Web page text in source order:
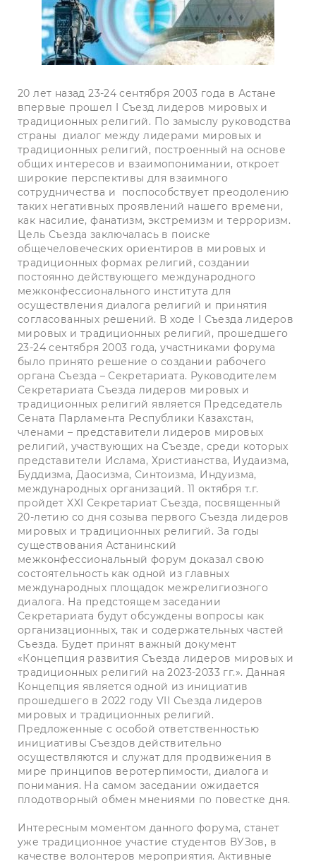
20 лет назад 23-24 сентября 2003 года в Астане
впервые прошел I Съезд лидеров мировых и
традиционных религий. По замыслу руководства
страны диалог между лидерами мировых и
традиционных религий, построенный на основе
общих интересов и взаимопонимании, откроет
широкие перспективы для взаимного
сотрудничества и поспособствует преодолению
таких негативных проявлений нашего времени,
как насилие, фанатизм, экстремизм и терроризм.
Цель Съезда заключалась в поиске
общечеловеческих ориентиров в мировых и
традиционных формах религий, создании
постоянно действующего международного
межконфессионального института для
осуществления диалога религий и принятия
согласованных решений. В ходе I Съезда лидеров
мировых и традиционных религий, прошедшего
23-24 сентября 2003 года, участниками форума
было принято решение о создании рабочего
органа Съезда – Секретариата. Руководителем
Секретариата Съезда лидеров мировых и
традиционных религий является Председатель
Сената Парламента Республики Казахстан,
членами – представители лидеров мировых
религий, участвующих на Съезде, среди которых
представители Ислама, Христианства, Иудаизма,
Буддизма, Даосизма, Синтоизма, Индуизма,
международных организаций. 11 октября т.г.
пройдет XXI Секретариат Съезда, посвященный
20-летию со дня созыва первого Съезда лидеров
мировых и традиционных религий. За годы
существования Астанинский
межконфессиональный форум доказал свою
состоятельность как одной из главных
международных площадок межрелигиозного
диалога. На предстоящем заседании
Секретариата будут обсуждены вопросы как
организационных, так и содержательных частей
Съезда. Будет принят важный документ
«Концепция развития Съезда лидеров мировых и
традиционных религий на 2023-2033 гг.». Данная
Концепция является одной из инициатив
прошедшего в 2022 году VII Съезда лидеров
мировых и традиционных религий.
Предложенные с особой ответственностью
инициативы Съездов действительно
осуществляются и служат для продвижения в
мире принципов веротерпимости, диалога и
понимания. На самом заседании ожидается
плодотворный обмен мнениями по повестке дня.
Интересным моментом данного форума, станет
уже традиционное участие студентов ВУЗов, в
качестве волонтеров мероприятия. Активные